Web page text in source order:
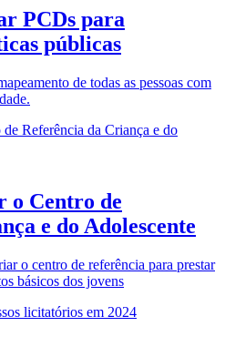
PCDs para
públicas
de todas as pessoas com
o Centro de
e do Adolescente
o centro de referência para prestar
básicos dos jovens